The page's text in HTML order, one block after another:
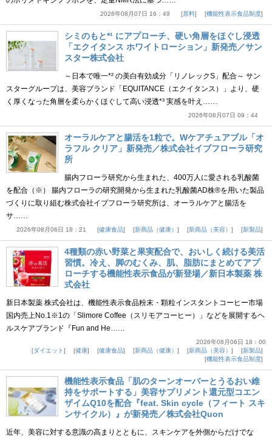
2026年08月07日 16：49 原料 機能性表示食品制度
シミのもと*¹ にアプローチ、硬い角層をほぐし浸透
「エクイタンス ホワイトローション」新発売／サン
スター株式会社
～日本で唯一*² の美白有効成分「リノレックS」配合～ サン
スターグループは、美容ブランド「EQUITANCE（エクイタンス）」より、硬
く厚くなった角層を柔らかくほぐして高い浸透*³ 実感を叶え……
2026年08月07日 09：44
オーラルケアと腸活を1粒で。Wケアチュアブル「オ
ラフル クリア」新発売／株式会社イブフローラ研究
所
腸内フローラ研究から生まれた、400万人に愛される乳酸菌
を配合（※） 腸内フローラの研究開発から生まれた乳酸菌AD株®を用いた製品
づくりに取り組む株式会社イブフローラ研究所は、オーラルケアと腸活を
サ……
2026年08月06日 18：21 健康食品 新商品（健康） 新商品（美容） 新製品
4種類の赤い野菜と果実配合で、おいしく続ける美活
習慣。冷え、脚のむくみ、肌、脂肪にまとめてアプ
ローチする機能性表示食品が新登場／新日本製薬 株
式会社
新日本製薬 株式会社は、機能性表示食品粉末・顆粒インスタントコーヒー市場
国内売上No.1※1の「Slimore Coffee（スリモアコーヒー）」などを展開するヘ
ルスケアブランド『Fun and He……
2026年08月06日 18：00
ダイエット
健康 健康食品 新商品（健康） 新商品（美容）
新製品
機能性表示食品制度
機能性表示食品「肌のターンオーバーとうるおい維
持をサポートする」美容サプリメント還元型コエン
ザイムQ10を配合『feat. Skin cycle（フィート スキ
ンサイクル）』が新発売／株式会社Quon
近年、美容に対する意識の高まりとともに、スキンケアを外側からだけでな